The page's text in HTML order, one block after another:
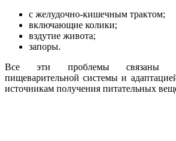
с желудочно-кишечным трактом;
включающие колики;
вздутие живота;
запоры.
Все эти проблемы связаны с
пищеварительной системы и
источникам получения питательных